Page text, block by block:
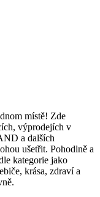
místě! Zde
výprodejích v
a dalších
ušetřit. Pohodlně a
kategorie jako
krása, zdraví a